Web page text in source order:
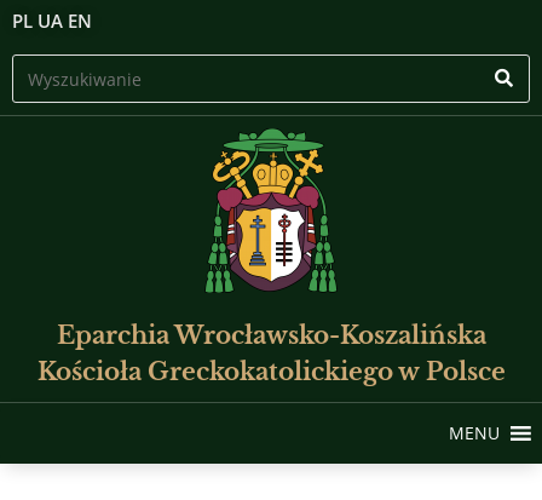
PL UA EN
Eparchia Wrocławsko-Koszalińska
Kościoła Greckokatolickiego w Polsce
MENU